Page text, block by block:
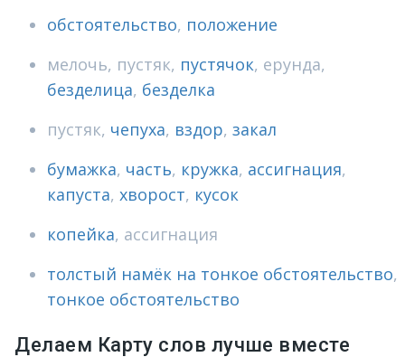
обстоятельство, положение
мелочь, пустяк, пустячок, ерунда,
безделица, безделка
пустяк, чепуха, вздор, закал
бумажка, часть, кружка, ассигнация,
капуста, хворост, кусок
копейка, ассигнация
толстый намёк на тонкое обстоятельство,
тонкое обстоятельство
Делаем Карту слов лучше вместе